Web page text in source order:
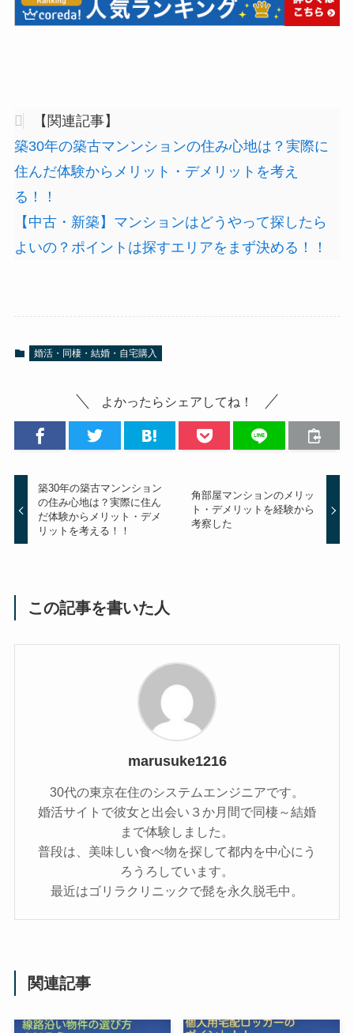
【関連記事】
築30年の築古マンンションの住み心地は？実際に
住んだ体験からメリット・デメリットを考え
る！！
【中古・新築】マンションはどうやって探したら
よいの？ポイントは探すエリアをまず決める！！
婚活・同棲・結婚・自宅購入
よかったらシェアしてね！
築30年の築古マンンション
の住み心地は？実際に住ん
だ体験からメリット・デメ
リットを考える！！
角部屋マンションのメリッ
ト・デメリットを経験から
考察した
この記事を書いた人
marusuke1216
30代の東京在住のシステムエンジニアです。
婚活サイトで彼女と出会い３か月間で同棲～結婚
まで体験しました。
普段は、美味しい食べ物を探して都内を中心にう
ろうろしています。
最近はゴリラクリニックで髭を永久脱毛中。
関連記事